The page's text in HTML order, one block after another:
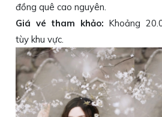
đồng quê cao nguyên.
Giá vé tham khảo: Khoảng
tùy khu vực.